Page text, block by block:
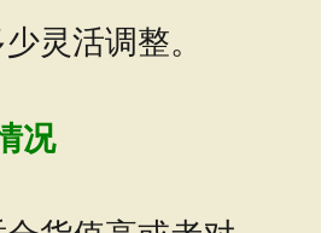
灵活调整。
况